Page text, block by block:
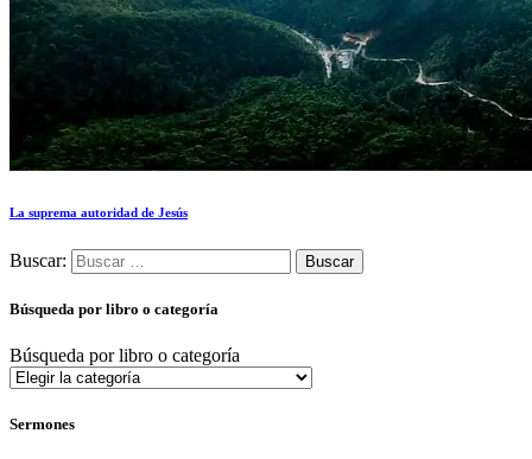
La suprema autoridad de Jesús
Buscar:
Búsqueda por libro o categoría
Búsqueda por libro o categoría
Sermones